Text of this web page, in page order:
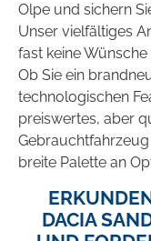
Olpe und sichern
Unser vielfältiges
fast keine Wünsche
Ob Sie ein
technologischen
preiswertes, aber
breite Palette an
DACIA